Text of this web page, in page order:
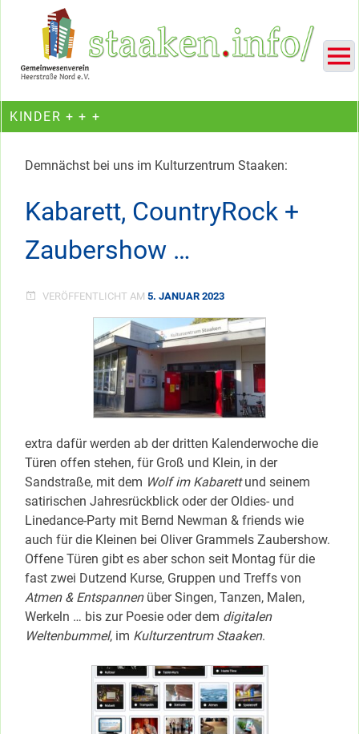
Ein Projekt des Gemeinwesenvereins Heerstraße Nord
KINDER + + +
Demnächst bei uns im Kulturzentrum Staaken:
Kabarett, CountryRock +
Zaubershow …
VERÖFFENTLICHT AM 5. JANUAR 2023
extra dafür werden ab der dritten Kalenderwoche die
Türen offen stehen, für Groß und Klein, in der
Sandstraße, mit dem Wolf im Kabarettund seinem
satirischen Jahresrückblick oder der Oldies- und
Linedance-Party mit Bernd Newman & friends wie
auch für die Kleinen bei Oliver Grammels Zaubershow.
Offene Türen gibt es aber schon seit Montag für die
fast zwei Dutzend Kurse, Gruppen und Treffs von
Atmen & Entspannenüber Singen, Tanzen, Malen,
Werkeln … bis zur Poesie oder dem digitalen
Weltenbummel, im Kulturzentrum Staaken.